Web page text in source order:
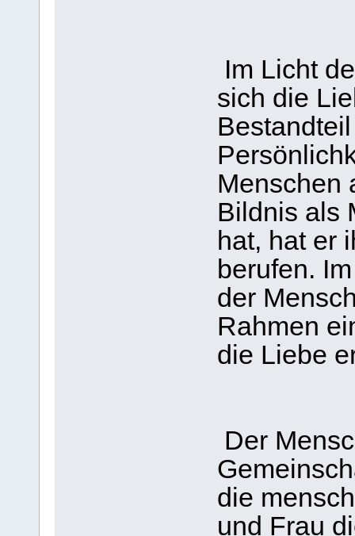
Im Licht
sich die
Menschen
Bildnis als
hat, hat er
berufen.
der
Rahmen
die Liebe
Der
die
und Frau